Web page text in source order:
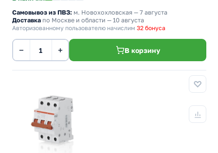
Самовывоз из ПВЗ: м. Новохохловская — 7 августа
Доставка по Москве и области — 10 августа
Авторизованному пользователю начислим 32 бонуса
− + В корзину